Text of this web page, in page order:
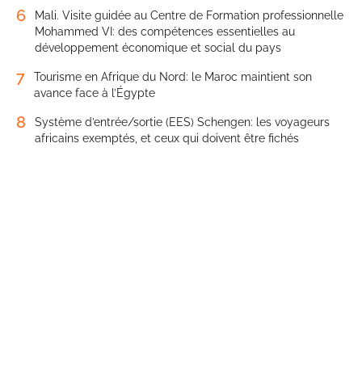
6
Mali. Visite guidée au Centre de Formation professionnelle
Mohammed VI: des compétences essentielles au
développement économique et social du pays
7
Tourisme en Afrique du Nord: le Maroc maintient son
avance face à l’Égypte
8
Système d’entrée/sortie (EES) Schengen: les voyageurs
africains exemptés, et ceux qui doivent être fichés